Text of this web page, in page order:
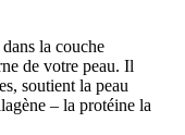
la couche
de votre peau. Il
soutient la peau
– la protéine la